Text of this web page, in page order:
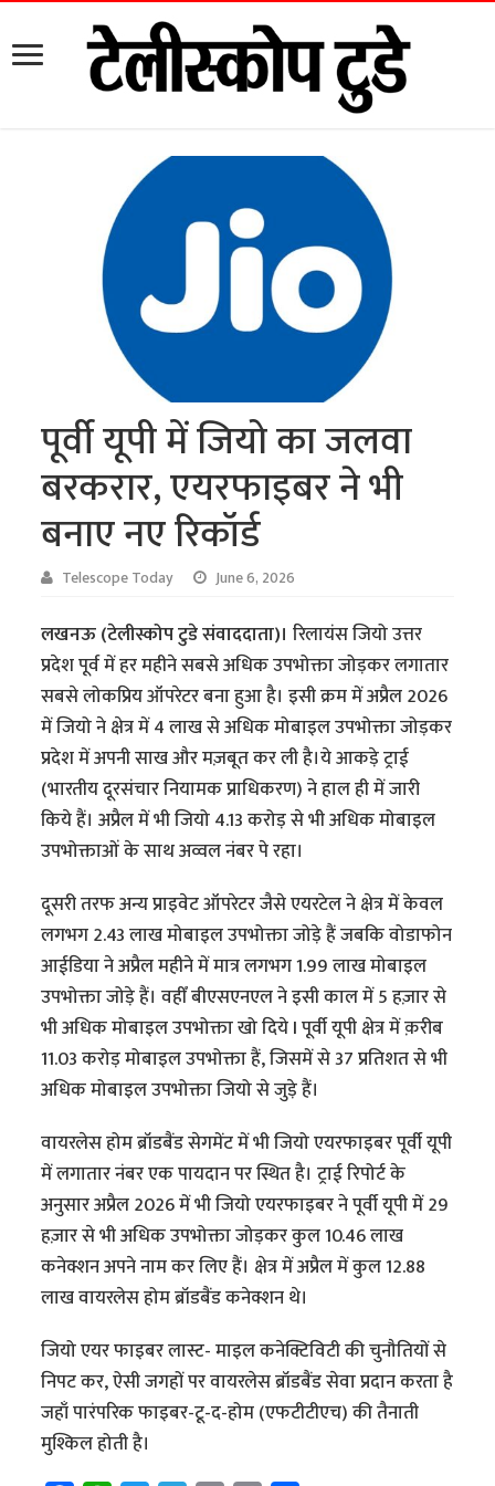
पूर्वी यूपी में जियो का जलवा
बरकरार, एयरफाइबर ने भी
बनाए नए रिकॉर्ड
Telescope Today June 6, 2026
लखनऊ (टेलीस्कोप टुडे संवाददाता)।रिलायंस जियो उत्तर
प्रदेश पूर्व में हर महीने सबसे अधिक उपभोक्ता जोड़कर लगातार
सबसे लोकप्रिय ऑपरेटर बना हुआ है। इसी क्रम में अप्रैल 2026
में जियो ने क्षेत्र में 4 लाख से अधिक मोबाइल उपभोक्ता जोड़कर
प्रदेश में अपनी साख और मज़बूत कर ली है।ये आकड़े ट्राई
(भारतीय दूरसंचार नियामक प्राधिकरण) ने हाल ही में जारी
किये हैं। अप्रैल में भी जियो 4.13 करोड़ से भी अधिक मोबाइल
उपभोक्ताओं के साथ अव्वल नंबर पे रहा।
दूसरी तरफ अन्य प्राइवेट ऑपरेटर जैसे एयरटेल ने क्षेत्र में केवल
लगभग 2.43 लाख मोबाइल उपभोक्ता जोड़े हैं जबकि वोडाफोन
आईडिया ने अप्रैल महीने में मात्र लगभग 1.99 लाख मोबाइल
उपभोक्ता जोड़े हैं। वहीँ बीएसएनएल ने इसी काल में 5 हज़ार से
भी अधिक मोबाइल उपभोक्ता खो दिये I पूर्वी यूपी क्षेत्र में क़रीब
11.03 करोड़ मोबाइल उपभोक्ता हैं, जिसमें से 37 प्रतिशत से भी
अधिक मोबाइल उपभोक्ता जियो से जुड़े हैं।
वायरलेस होम ब्रॉडबैंड सेगमेंट में भी जियो एयरफाइबर पूर्वी यूपी
में लगातार नंबर एक पायदान पर स्थित है। ट्राई रिपोर्ट के
अनुसार अप्रैल 2026 में भी जियो एयरफाइबर ने पूर्वी यूपी में 29
हज़ार से भी अधिक उपभोक्ता जोड़कर कुल 10.46 लाख
कनेक्शन अपने नाम कर लिए हैं। क्षेत्र में अप्रैल में कुल 12.88
लाख वायरलेस होम ब्रॉडबैंड कनेक्शन थे।
जियो एयर फाइबर लास्ट- माइल कनेक्टिविटी की चुनौतियों से
निपट कर, ऐसी जगहों पर वायरलेस ब्रॉडबैंड सेवा प्रदान करता है
जहाँ पारंपरिक फाइबर-टू-द-होम (एफटीटीएच) की तैनाती
मुश्किल होती है।